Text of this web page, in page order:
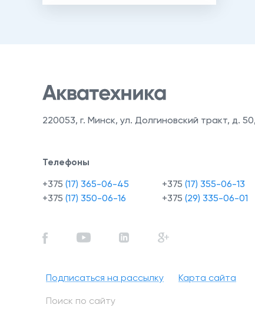
220053, г. Минск, ул. Долгиновский тракт, д.
Телефоны
+375 (17) 365-06-45
+375 (17) 350-06-16
+375 (17) 355-06-13
+375 (29) 335-06-01
Подписаться на рассылку Карта сайта